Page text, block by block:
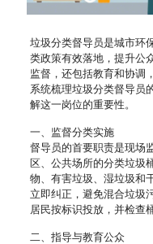
垃圾分类督导员是城市环
类政策有效落地，提升公
监督，还包括教育和协调
系统梳理垃圾分类督导员
解这一岗位的重要性。
一、监督分类实施
督导员的首要职责是现场
区、公共场所的分类垃圾
物、有害垃圾、湿垃圾和
立即纠正，避免混合垃圾
居民按标识投放，并检查
二、指导与教育公众